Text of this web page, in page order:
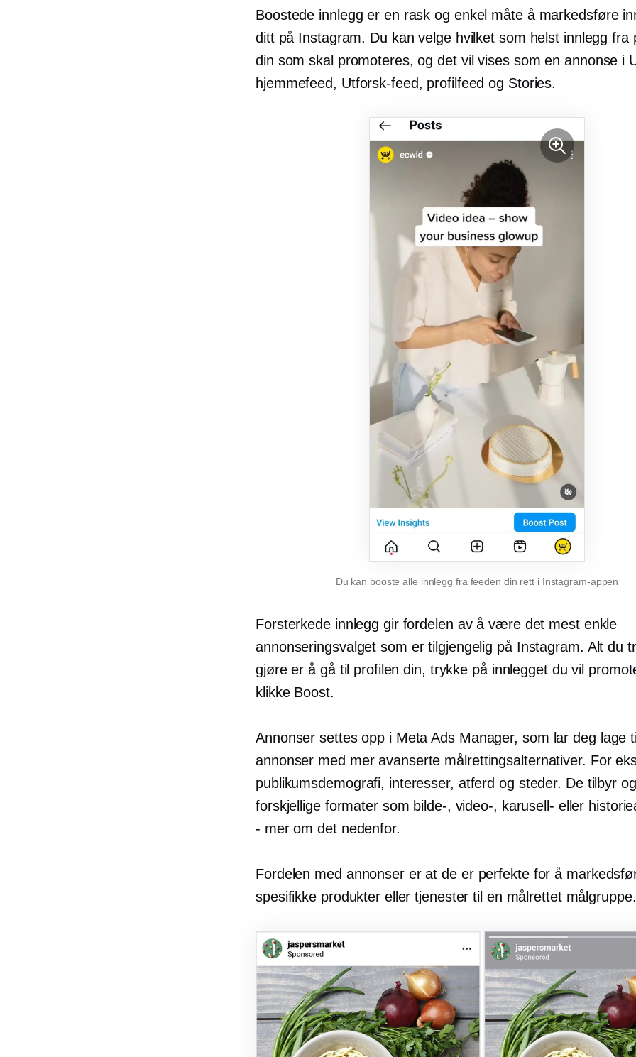
Boostede innlegg er en rask og enkel måte å markedsføre
ditt på Instagram. Du kan velge hvilket som helst innlegg fra
din som skal promoteres, og det vil vises som en annonse i
hjemmefeed, Utforsk-feed, profilfeed og Stories.
Du kan booste alle innlegg fra feeden din rett i Instagram-appen
Forsterkede innlegg gir fordelen av å være det mest enkle
annonseringsvalget som er tilgjengelig på Instagram. Alt du
gjøre er å gå til profilen din, trykke på innlegget du vil
klikke Boost.
Annonser settes opp i Meta Ads Manager, som lar deg lage
annonser med mer avanserte målrettingsalternativer. For
publikumsdemografi, interesser, atferd og steder. De tilbyr
forskjellige formater som bilde-, video-, karusell- eller
- mer om det nedenfor.
Fordelen med annonser er at de er perfekte for å
spesifikke produkter eller tjenester til en målrettet målgruppe.